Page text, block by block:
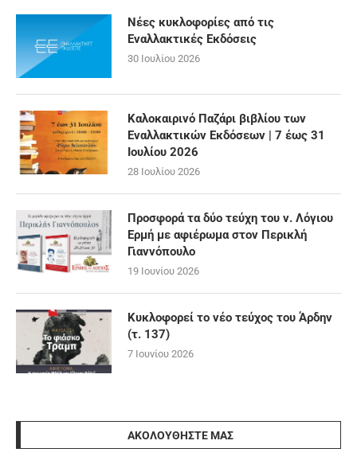
Νέες κυκλοφορίες από τις
Εναλλακτικές Εκδόσεις
30 Ιουλίου 2026
Καλοκαιρινό Παζάρι βιβλίου των
Εναλλακτικών Εκδόσεων | 7 έως 31
Ιουλίου 2026
28 Ιουλίου 2026
Προσφορά τα δύο τεύχη του ν. Λόγιου
Ερμή με αφιέρωμα στον Περικλή
Γιαννόπουλο
19 Ιουνίου 2026
Κυκλοφορεί το νέο τεύχος του Άρδην
(τ. 137)
7 Ιουνίου 2026
ΑΚΟΛΟΥΘΉΣΤΕ ΜΑΣ